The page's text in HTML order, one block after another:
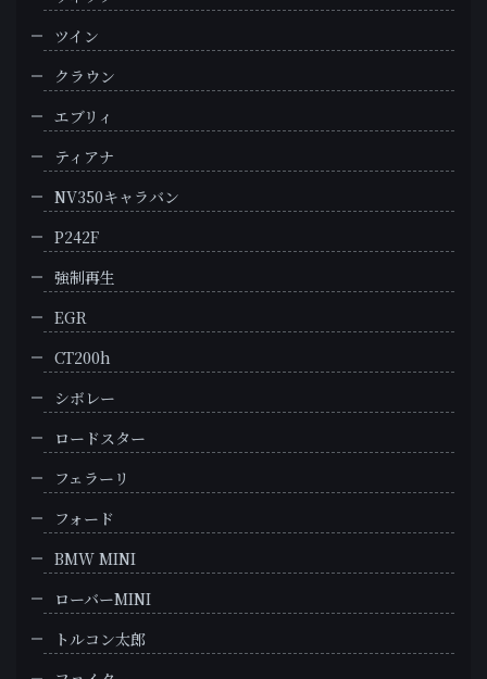
ツイン
クラウン
エブリィ
ティアナ
NV350キャラバン
P242F
強制再生
EGR
CT200h
シボレー
ロードスター
フェラーリ
フォード
BMW MINI
ローバーMINI
トルコン太郎